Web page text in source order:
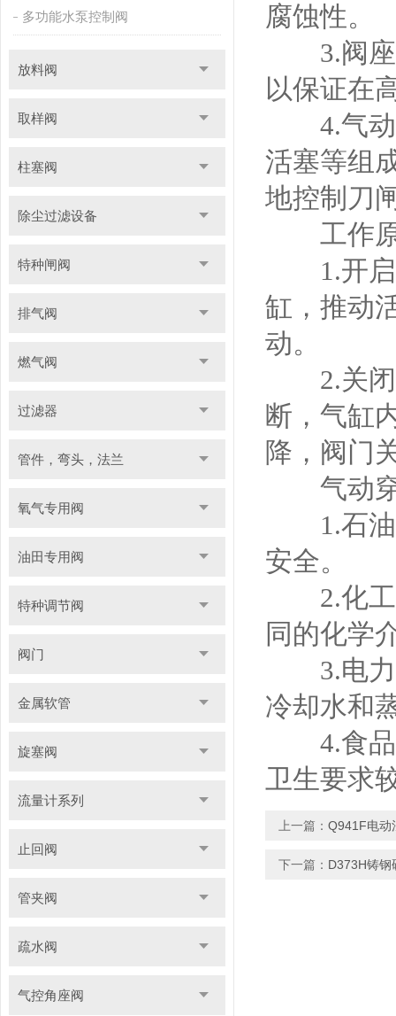
多功能水泵控制阀
放料阀
取样阀
柱塞阀
除尘过滤设备
特种闸阀
排气阀
燃气阀
过滤器
管件，弯头，法兰
氧气专用阀
油田专用阀
特种调节阀
阀门
金属软管
旋塞阀
流量计系列
止回阀
管夹阀
疏水阀
气控角座阀
腐蚀性。
3.阀座
以保证在
4.气动
活塞等组
地控制刀
工作原
1.开启
缸，推动
动。
2.关闭
断，气缸
降，阀门
气动穿
1.石油
安全。
2.化工
同的化学
3.电力
冷却水和
4.食品
卫生要求
上一篇： Q941F电动
下一篇： D373H铸钢